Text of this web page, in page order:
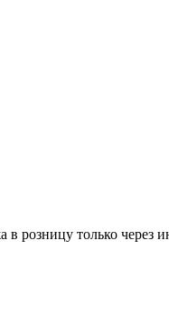
розницу только через